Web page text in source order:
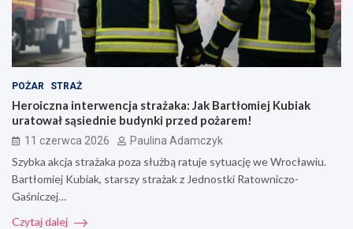
POŻAR STRAŻ
Heroiczna interwencja strażaka: Jak Bartłomiej Kubiak
uratował sąsiednie budynki przed pożarem!
11 czerwca 2026 Paulina Adamczyk
Szybka akcja strażaka poza służbą ratuje sytuację we Wrocławiu.
Bartłomiej Kubiak, starszy strażak z Jednostki Ratowniczo-
Gaśniczej…
Czytaj dalej